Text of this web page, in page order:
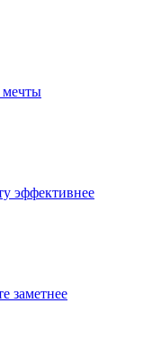
мечты
эффективнее
заметнее